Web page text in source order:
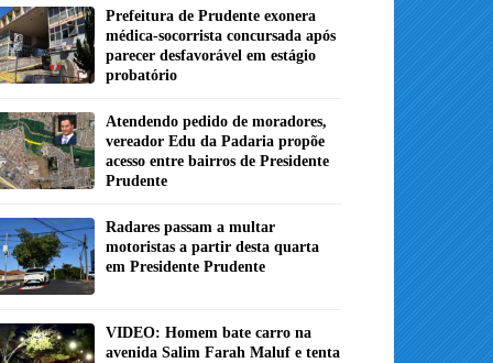
Prefeitura de Prudente exonera
médica-socorrista concursada após
parecer desfavorável em estágio
probatório
Atendendo pedido de moradores,
vereador Edu da Padaria propõe
acesso entre bairros de Presidente
Prudente
Radares passam a multar
motoristas a partir desta quarta
em Presidente Prudente
VIDEO: Homem bate carro na
avenida Salim Farah Maluf e tenta